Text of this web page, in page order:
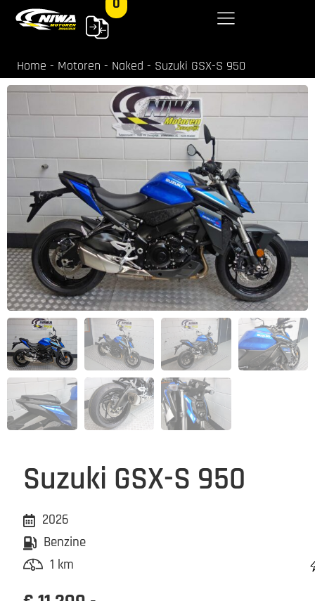
Home - Motoren - Naked - Suzuki GSX-S 950
Suzuki GSX-S 950
2026
Benzine
1 km